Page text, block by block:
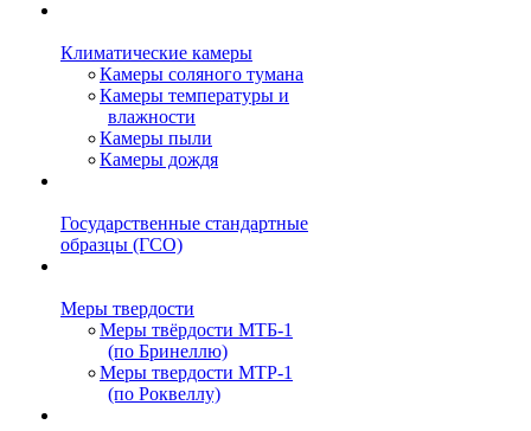
Климатические камеры
Камеры соляного тумана
Камеры температуры и
влажности
Камеры пыли
Камеры дождя
Государственные стандартные
образцы (ГСО)
Меры твердости
Меры твёрдости МТБ-1
(по Бринеллю)
Меры твердости МТР-1
(по Роквеллу)